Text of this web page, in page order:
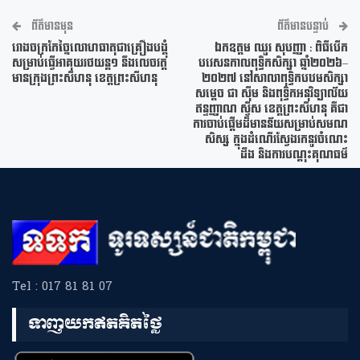
ព័ត៌មានមុន
រោងចក្រកែច្នៃលោហធាតុជាគ្រឿងបង្គុំ
សម្រាប់ធ្វើអាគុយរថយន្ត១ នឹងលេចវត្ត
មានក្រុងព្រះសីហនុ ខេត្តព្រះសីហនុ​
ព័ត៌មានបន្ទាប់
ឯកឧត្តម ឈួរ សុបញ្ញា : ពិធីបើក
បវេសនកាលពុទ្ធិកសិក្សា ឆ្នាំ២០២៦–
២០២៧ នៅសាលាពុទ្ធិកបឋមសិក្សា
សម្តេច ជា ស៊ីម និងពុទ្ធិកអនុវិទ្យាល័យ
ឥន្ទញ្ញាណ ស្វីស ខេត្តព្រះសីហនុ គឺជា
ការចាប់ផ្តើមដ៏មានន័យសម្រាប់សមណ
សិស្ស ក្នុងដំណើរស្វែងរកនូវចំណេះ
ដឹង និងការបណ្តុះគុណធម៌
Tel : 017 81 81 07
ទាញយកឥតគិតថ្លៃ